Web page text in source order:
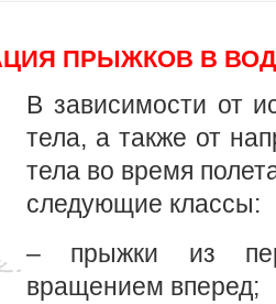
ПРЫЖКОВ В
В зависимости от
тела, а также от
тела во время
следующие классы:
– прыжки из
вращением вперед;